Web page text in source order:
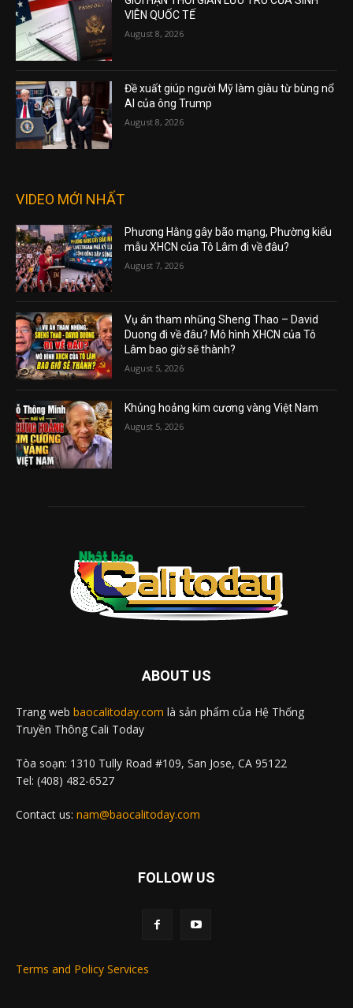
VIÊN QUỐC TẾ
August 8, 2026
Đề xuất giúp người Mỹ làm giàu từ bùng nổ
AI của ông Trump
August 8, 2026
VIDEO MỚI NHẤT
Phương Hằng gây bão mạng, Phường kiểu
mẫu XHCN của Tô Lâm đi về đâu?
August 7, 2026
Vụ án tham nhũng Sheng Thao – David
Duong đi về đâu? Mô hình XHCN của Tô
Lâm bao giờ sẽ thành?
August 5, 2026
Khủng hoảng kim cương vàng Việt Nam
August 5, 2026
ABOUT US
Trang web baocalitoday.com là sản phẩm của Hệ Thống
Truyền Thông Cali Today
Tòa soạn: 1310 Tully Road #109, San Jose, CA 95122
Tel: (408) 482-6527
Contact us: nam@baocalitoday.com
FOLLOW US
Terms and Policy Services